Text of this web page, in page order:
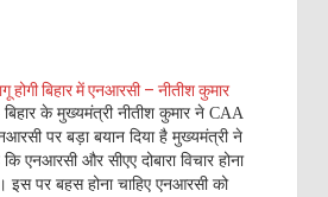
होगी बिहार में एनआरसी – नीतीश कुमार
बिहार के मुख्यमंत्री नीतीश कुमार ने CAA
पर बड़ा बयान दिया है मुख्यमंत्री ने
एनआरसी और सीएए दोबारा विचार होना
इस पर बहस होना चाहिए एनआरसी को